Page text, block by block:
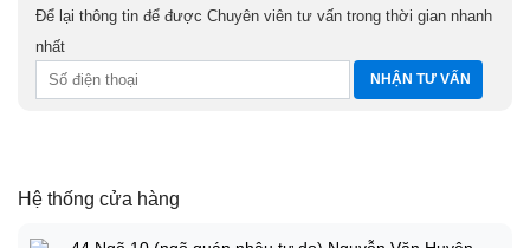
Để lại thông tin để được Chuyên viên tư vấn trong thời gian nhanh
nhất
Hệ thống cửa hàng